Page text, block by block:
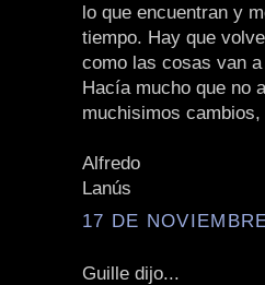
lo que encuentran y
tiempo. Hay que
como las cosas van
Hacía mucho que no
muchisimos
Alfredo
Lanús
17 DE
Guille dijo...